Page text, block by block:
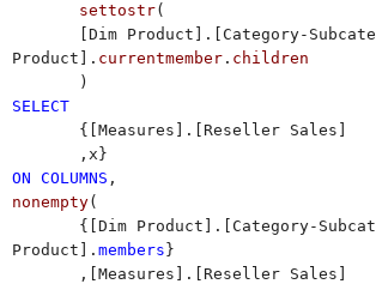
settostr(
[Dim Product].[Category-
Product]. currentmember . children
)
SELECT
{[Measures].[Reseller Sales]
,x}
ON COLUMNS ,
nonempty(
{[Dim Product].[Category-
Product]. members }
,[Measures].[Reseller Sales]